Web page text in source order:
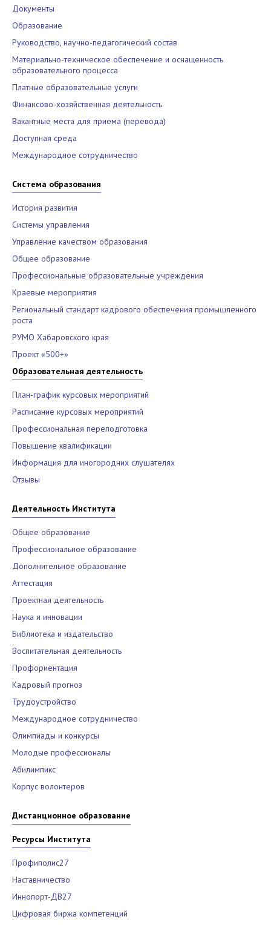
Документы
Образование
Руководство, научно-педагогический состав
Материально-техническое обеспечение и оснащенность
образовательного процесса
Платные образовательные услуги
Финансово-хозяйственная деятельность
Вакантные места для приема (перевода)
Доступная среда
Международное сотрудничество
Система образования
История развития
Системы управления
Управление качеством образования
Общее образование
Профессиональные образовательные учреждения
Краевые мероприятия
Региональный стандарт кадрового обеспечения промышленного
роста
РУМО Хабаровского края
Проект «500+»
Образовательная деятельность
План-график курсовых мероприятий
Расписание курсовых мероприятий
Профессиональная переподготовка
Повышение квалификации
Информация для иногородних слушателях
Отзывы
Деятельность Института
Общее образование
Профессиональное образование
Дополнительное образование
Аттестация
Проектная деятельность
Наука и инновации
Библиотека и издательство
Воспитательная деятельность
Профориентация
Кадровый прогноз
Трудоустройство
Международное сотрудничество
Олимпиады и конкурсы
Молодые профессионалы
Абилимпикс
Корпус волонтеров
Дистанционное образование
Ресурсы Института
Профиполис27
Наставничество
Иннопорт-ДВ27
Цифровая биржа компетенций